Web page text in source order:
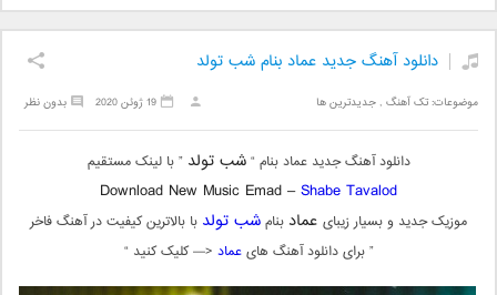
دانلود آهنگ جدید عماد بنام شب تولد
موضوعات:تک آهنگ ,جدیدترین ها بدون نظر 19 ژوئن 2020
دانلود آهنگ جدید عماد بنام “شب تولد ” با لینک مستقیم
Download New Music Emad –Shabe Tavalod
موزیک جدید و بسیار زیبای عماد بنامشب تولد با بالاترین کیفیت در آهنگ فاخر
” برای دانلود آهنگ هایعماد <— کلیک کنید “